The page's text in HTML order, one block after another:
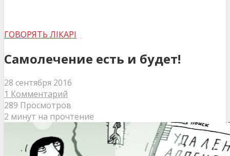
ГОВОРЯТЬ ЛІКАРІ
Самолечение есть и будет!
28 сентября 2016
1 Комментарий
289 Просмотров
2 минут на прочтение